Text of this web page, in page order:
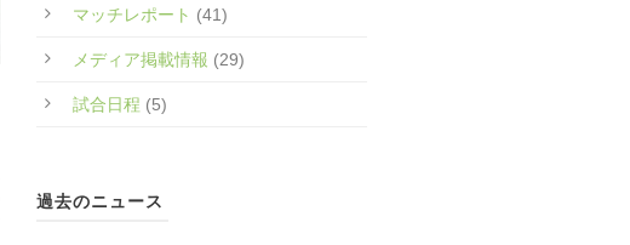
マッチレポート (41)
メディア掲載情報 (29)
試合日程 (5)
過去のニュース